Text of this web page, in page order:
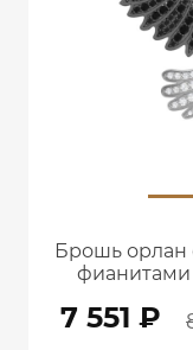
Брошь орлан
фианитами
7 551 ₽